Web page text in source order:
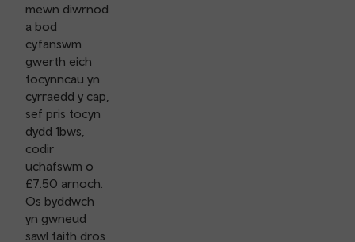
mewn diwrnod
a bod
cyfanswm
gwerth eich
tocynncau yn
cyrraedd y cap,
sef pris tocyn
dydd 1bws,
codir
uchafswm o
£7.50 arnoch.
Os byddwch
yn gwneud
sawl taith dros